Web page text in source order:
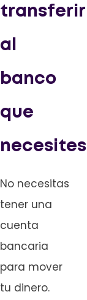
transferir
al
banco
que
necesites
No necesitas
tener una
cuenta
bancaria
para mover
tu dinero.